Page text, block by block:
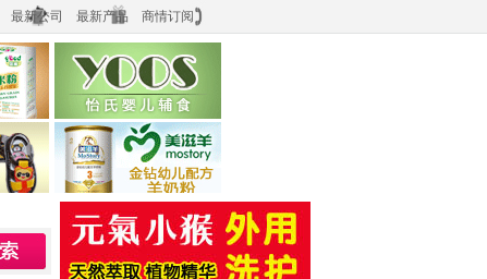
最新公司 最新产品 商情订阅
品 上海怡氏食品科技有限公司
湖南美滋生物科技有限公司